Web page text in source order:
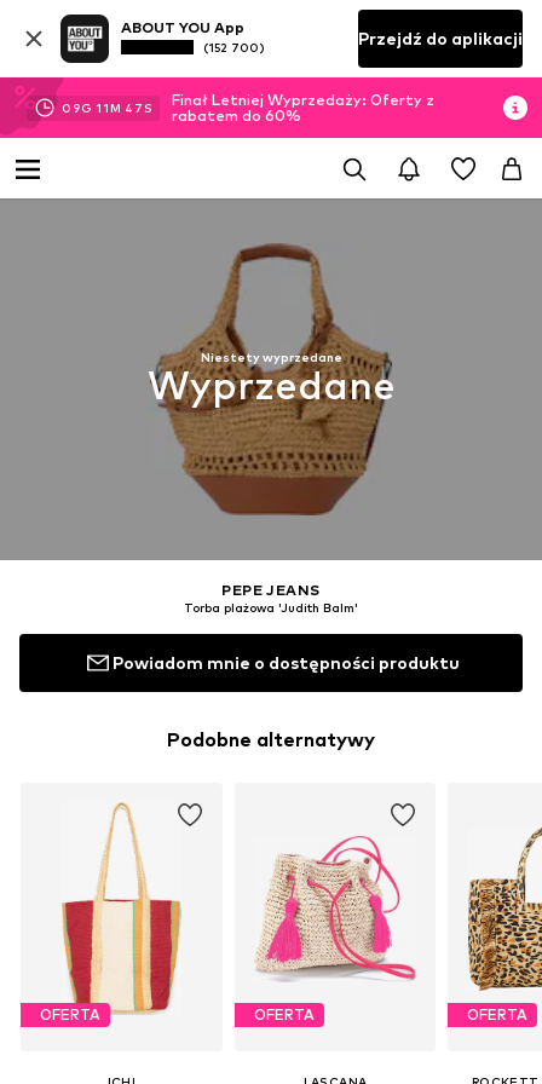
ABOUT YOU App
(152 700) Przejdź do aplikacji
09G 11M 46 S
Finał Letniej Wyprzedaży: Oferty z
rabatem do 60%
Niestety wyprzedane
Wyprzedane
PEPE JEANS
Torba plażowa 'Judith Balm'
Powiadom mnie o dostępności produktu
Podobne alternatywy
OFERTA OFERTA OFERTA